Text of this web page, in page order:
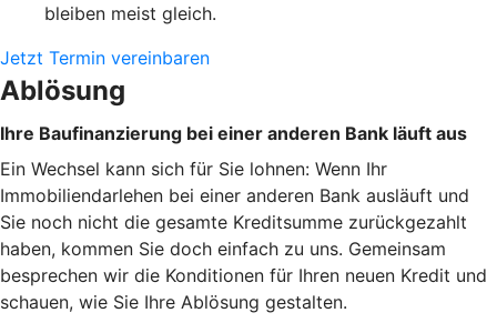
bleiben meist gleich.
Jetzt Termin vereinbaren
Ablösung
Ihre Baufinanzierung bei einer anderen Bank läuft aus
Ein Wechsel kann sich für Sie lohnen: Wenn Ihr
Immobiliendarlehen bei einer anderen Bank ausläuft und
Sie noch nicht die gesamte Kreditsumme zurückgezahlt
haben, kommen Sie doch einfach zu uns. Gemeinsam
besprechen wir die Konditionen für Ihren neuen Kredit und
schauen, wie Sie Ihre Ablösung gestalten.